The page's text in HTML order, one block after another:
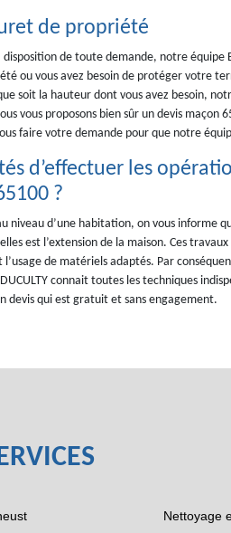
de propriété
de toute demande, notre équipe
ou vous avez besoin de protéger votre
soit la hauteur dont vous avez besoin,
vous proposons bien sûr un devis maçon
faire votre demande pour que notre
d’effectuer les
?
niveau d’une habitation, on vous informe
est l’extension de la maison. Ces
de matériels adaptés. Par
DUCULTY connait toutes les techniques
devis qui est gratuit et sans engagement.
Nettoyage